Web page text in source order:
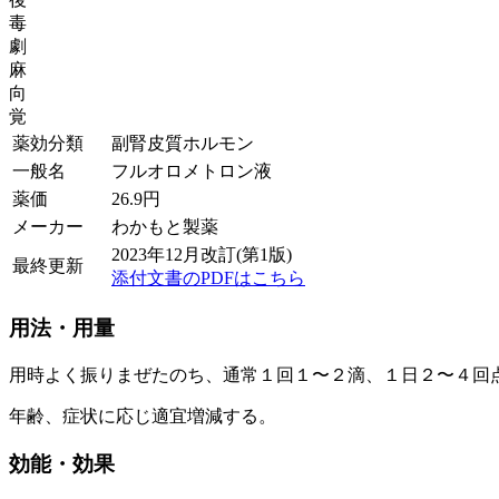
毒
劇
麻
向
覚
薬効分類
副腎皮質ホルモン
一般名
フルオロメトロン液
薬価
26.9円
メーカー
わかもと製薬
最終更新
2023年12月改訂(第1版)
添付文書のPDFはこちら
用法・用量
用時よく振りまぜたのち、通常１回１〜２滴、１日２〜４回
年齢、症状に応じ適宜増減する。
効能・効果